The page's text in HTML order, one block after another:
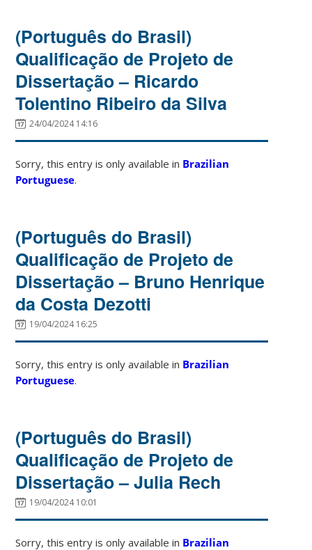
(Português do Brasil)
Qualificação de Projeto de
Dissertação – Ricardo
Tolentino Ribeiro da Silva
24/04/2024 14:16
Sorry, this entry is only available in Brazilian
Portuguese.
(Português do Brasil)
Qualificação de Projeto de
Dissertação – Bruno Henrique
da Costa Dezotti
19/04/2024 16:25
Sorry, this entry is only available in Brazilian
Portuguese.
(Português do Brasil)
Qualificação de Projeto de
Dissertação – Julia Rech
19/04/2024 10:01
Sorry, this entry is only available in Brazilian